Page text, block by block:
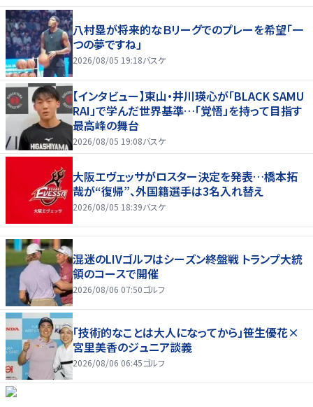
八村塁が将来的なＢリーグでのプレーを希望「一
つの夢ですね」
2026/08/05 19:18バスケ
【インタビュー】東山・井川瑛心が「BLACK SAMU
RAI」で学んだ世界基準…「覚悟」を持って目指す
最高峰の舞台
2026/08/05 19:08バスケ
大阪エヴェッサがロスター決定を発表…橋本拓
哉が“復帰”、外国籍選手は3名入れ替え
2026/08/05 18:39バスケ
混迷のLIVゴルフはシーズン終盤戦 トランプ大統
領のコースで開催
2026/08/06 07:50ゴルフ
「技術的なことは大人になってから」笹生優花×
宮里美香のジュニア談義
2026/08/06 06:45ゴルフ